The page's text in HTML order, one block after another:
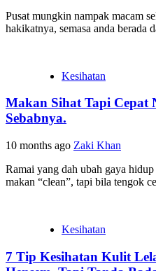
Pusat mungkin nampak macam
hakikatnya, semasa anda berada
Kesihatan
Makan Sihat Tapi Cepat
Sebabnya.
10 months ago Zaki Khan
Ramai yang dah ubah gaya
makan “clean”, tapi bila tengok
Kesihatan
7 Tip Kesihatan Kulit